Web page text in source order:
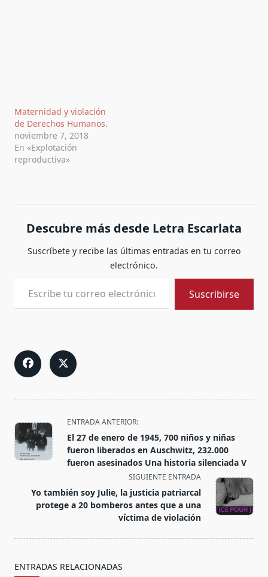
Maternidad y violación
de Derechos Humanos.
noviembre 7, 2018
En «Explotación
reproductiva»
Descubre más desde Letra Escarlata
Suscríbete y recibe las últimas entradas en tu correo
electrónico.
Suscribirse
<span
class="nav-
subtitle
screen-
text">Página</span>
ENTRADA ANTERIOR:
El 27 de enero de 1945, 700 niños y niñas
fueron liberados en Auschwitz, 232.000
fueron asesinados Una historia silenciada V
SIGUIENTE ENTRADA
Yo también soy Julie, la justicia patriarcal
protege a 20 bomberos antes que a una
víctima de violación
ENTRADAS RELACIONADAS